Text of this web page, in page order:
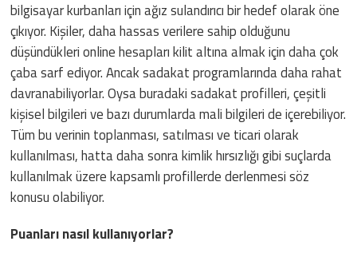
bilgisayar kurbanları için ağız sulandırıcı bir hedef olarak öne
çıkıyor. Kişiler, daha hassas verilere sahip olduğunu
düşündükleri online hesapları kilit altına almak için daha çok
çaba sarf ediyor. Ancak sadakat programlarında daha rahat
davranabiliyorlar. Oysa buradaki sadakat profilleri, çeşitli
kişisel bilgileri ve bazı durumlarda mali bilgileri de içerebiliyor.
Tüm bu verinin toplanması, satılması ve ticari olarak
kullanılması, hatta daha sonra kimlik hırsızlığı gibi suçlarda
kullanılmak üzere kapsamlı profillerde derlenmesi söz
konusu olabiliyor.
Puanları nasıl kullanıyorlar?